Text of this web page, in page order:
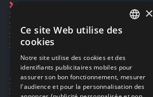
Restauration CD griffés
Réparations & SAV
Smartpoints
Ecogaming
Expédition & retours
ENGLISH
×
Ce site Web utilise des
cookies
Notre site utilise des cookies et des
identifiants publicitaires mobiles pour
assurer son bon fonctionnement, mesurer
l'audience et pour la personnalisation des